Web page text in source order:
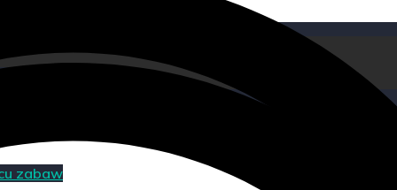
zabaw
zabaw